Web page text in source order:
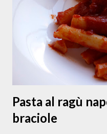
quando si trovano solo
insalata di rinforzo a
della carne di maiale nei
anche qualche papaccella
versione della papacce...
Pasta al ragù
braciole